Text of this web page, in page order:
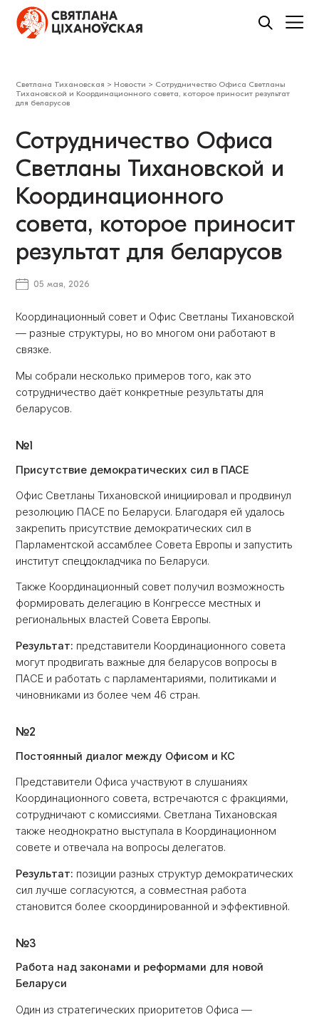
Светлана Тихановская > Новости > Сотрудничество Офиса Светланы
Тихановской и Координационного совета, которое приносит результат
для беларусов
Сотрудничество Офиса
Светланы Тихановской и
Координационного
совета, которое приносит
результат для беларусов
05 мая, 2026
Координационный совет и Офис Светланы Тихановской
— разные структуры, но во многом они работают в
связке.
Мы собрали несколько примеров того, как это
сотрудничество даёт конкретные результаты для
беларусов.
№1
Присутствие демократических сил в ПАСЕ
Офис Светланы Тихановской инициировал и продвинул
резолюцию ПАСЕ по Беларуси. Благодаря ей удалось
закрепить присутствие демократических сил в
Парламентской ассамблее Совета Европы и запустить
институт спецдокладчика по Беларуси.
Также Координационный совет получил возможность
формировать делегацию в Конгрессе местных и
региональных властей Совета Европы.
Результат: представители Координационного совета
могут продвигать важные для беларусов вопросы в
ПАСЕ и работать с парламентариями, политиками и
чиновниками из более чем 46 стран.
№2
Постоянный диалог между Офисом и КС
Представители Офиса участвуют в слушаниях
Координационного совета, встречаются с фракциями,
сотрудничают с комиссиями. Светлана Тихановская
также неоднократно выступала в Координационном
совете и отвечала на вопросы делегатов.
Результат: позиции разных структур демократических
сил лучше согласуются, а совместная работа
становится более скоординированной и эффективной.
№3
Работа над законами и реформами для новой
Беларуси
Один из стратегических приоритетов Офиса —